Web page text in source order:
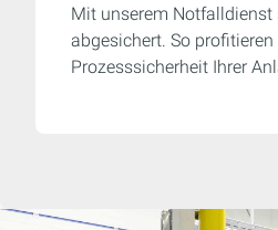
Mit unserem Notfalldienst
abgesichert. So
Prozess­sicher­heit Ihrer